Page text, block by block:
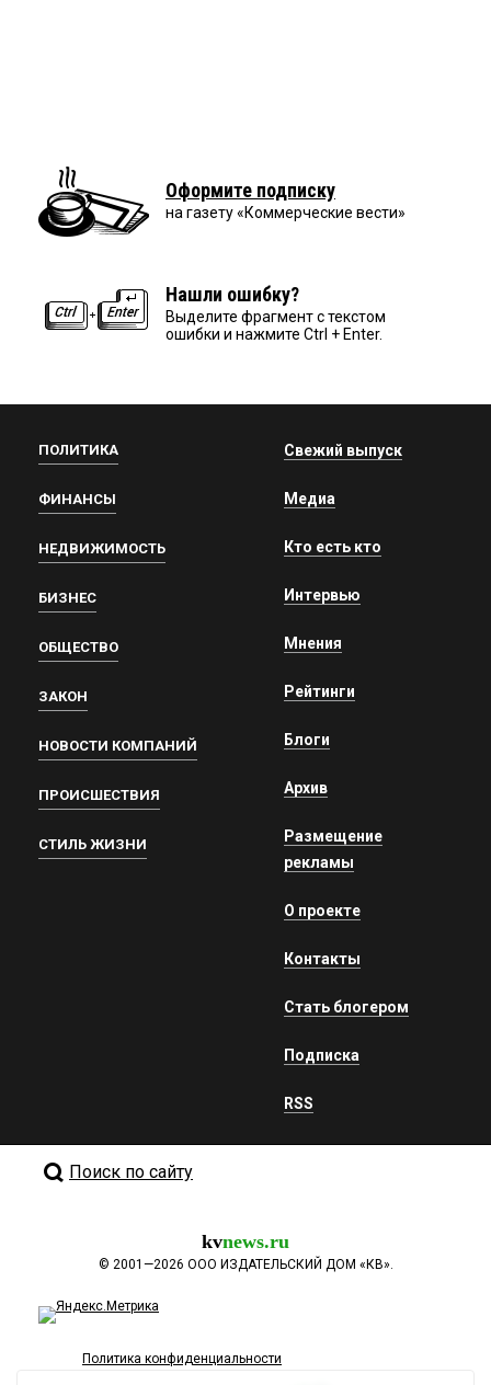
Оформите подписку
на газету «Коммерческие вести»
Нашли ошибку?
Выделите фрагмент с текстом
ошибки и нажмите Ctrl + Enter.
ПОЛИТИКА
ФИНАНСЫ
НЕДВИЖИМОСТЬ
БИЗНЕС
ОБЩЕСТВО
ЗАКОН
НОВОСТИ КОМПАНИЙ
ПРОИСШЕСТВИЯ
СТИЛЬ ЖИЗНИ
Свежий выпуск
Медиа
Кто есть кто
Интервью
Мнения
Рейтинги
Блоги
Архив
Размещение
рекламы
О проекте
Контакты
Стать блогером
Подписка
RSS
Поиск по сайту
kvnews.ru
© 2001—2026 ООО ИЗДАТЕЛЬСКИЙ ДОМ «КВ».
Политика конфиденциальности